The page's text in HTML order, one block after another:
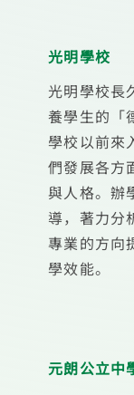
光明學校
光明學校長
養學生的「
學校以前來
們發展各方
與人格。辦
導，著力分
專業的方向
學效能。
元朗公立中